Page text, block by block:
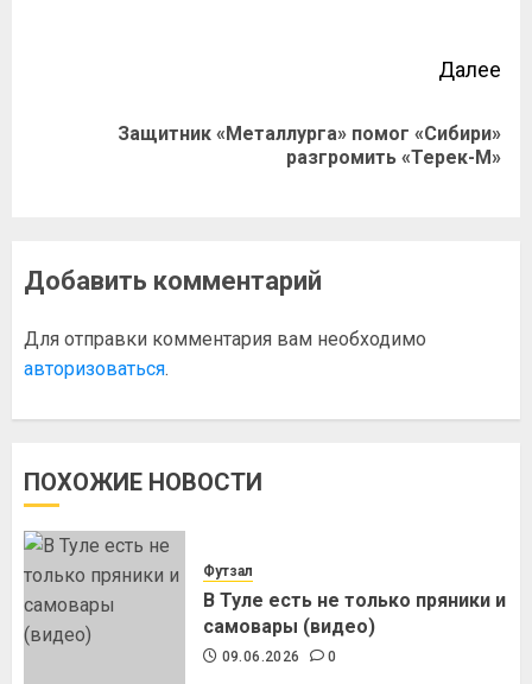
Далее
Защитник «Металлурга» помог «Сибири»
разгромить «Терек-М»
Добавить комментарий
Для отправки комментария вам необходимо
авторизоваться.
ПОХОЖИЕ НОВОСТИ
Футзал
В Туле есть не только пряники и
самовары (видео)
09.06.2026 0